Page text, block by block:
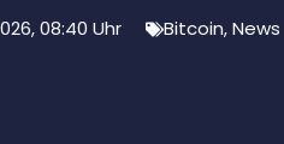
08:40 Uhr Bitcoin,News